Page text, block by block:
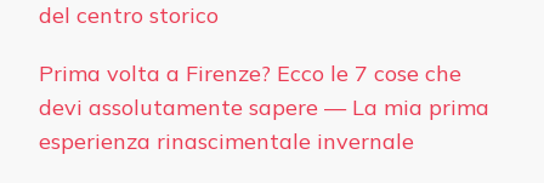
del centro storico
Prima volta a Firenze? Ecco le 7 cose che
devi assolutamente sapere — La mia prima
esperienza rinascimentale invernale